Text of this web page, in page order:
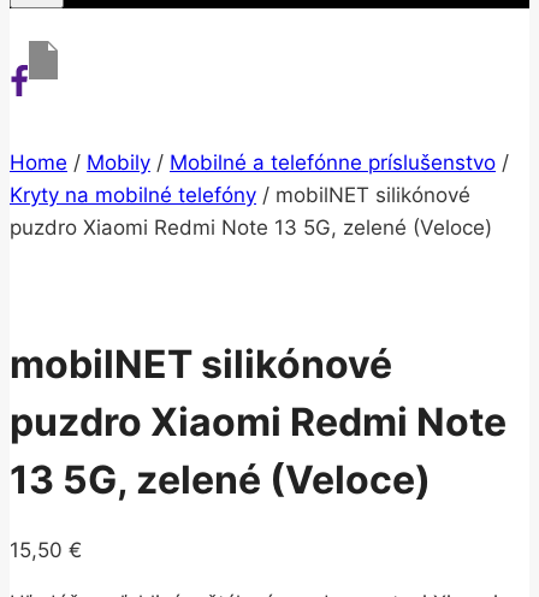
Home / Mobily / Mobilné a telefónne príslušenstvo /
Kryty na mobilné telefóny / mobilNET silikónové
puzdro Xiaomi Redmi Note 13 5G, zelené (Veloce)
mobilNET silikónové
puzdro Xiaomi Redmi Note
13 5G, zelené (Veloce)
15,50 €